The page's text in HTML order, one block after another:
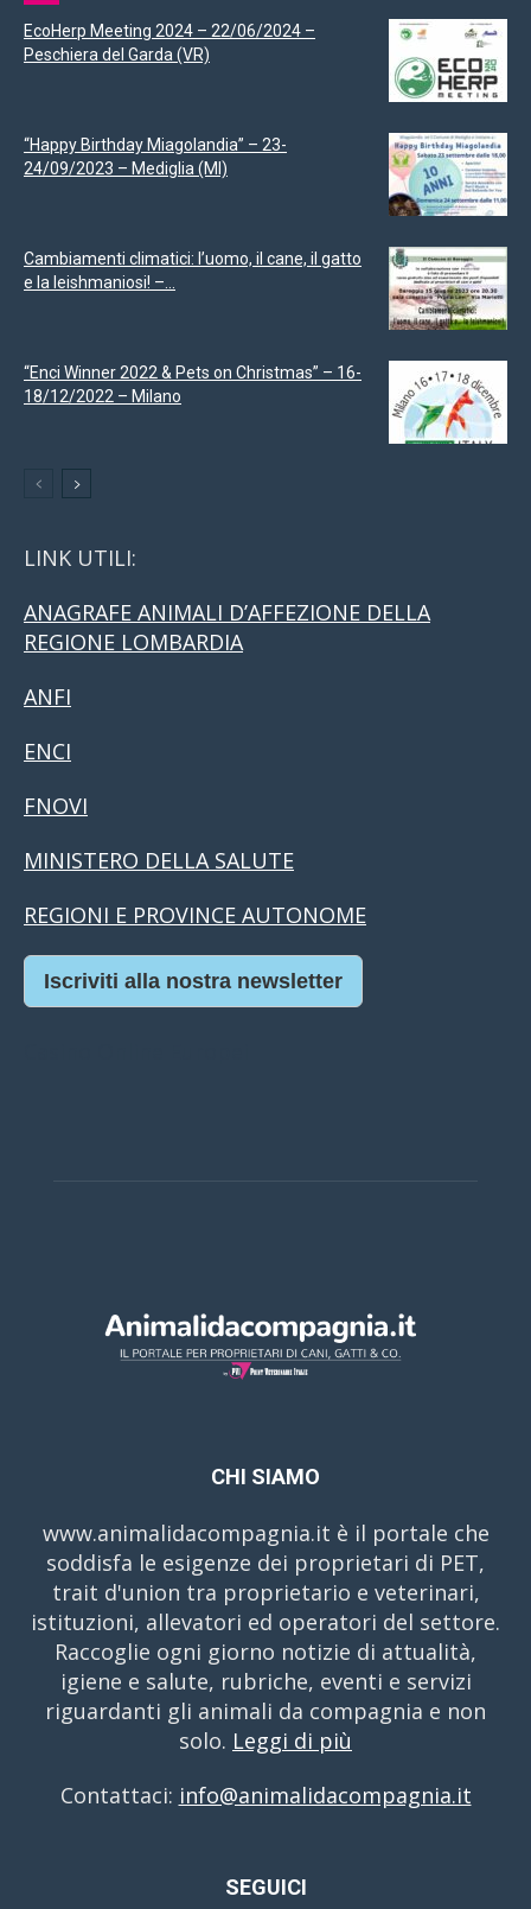
EcoHerp Meeting 2024 – 22/06/2024 –
Peschiera del Garda (VR)
“Happy Birthday Miagolandia” – 23-
24/09/2023 – Mediglia (MI)
Cambiamenti climatici: l’uomo, il cane, il gatto
e la leishmaniosi! –...
“Enci Winner 2022 & Pets on Christmas” – 16-
18/12/2022 – Milano
LINK UTILI:
ANAGRAFE ANIMALI D’AFFEZIONE DELLA
REGIONE LOMBARDIA
ANFI
ENCI
FNOVI
MINISTERO DELLA SALUTE
REGIONI E PROVINCE AUTONOME
Iscriviti alla nostra newsletter
CHI SIAMO
www.animalidacompagnia.it è il portale che
soddisfa le esigenze dei proprietari di PET,
trait d'union tra proprietario e veterinari,
istituzioni, allevatori ed operatori del settore.
Raccoglie ogni giorno notizie di attualità,
igiene e salute, rubriche, eventi e servizi
riguardanti gli animali da compagnia e non
solo. Leggi di più
Contattaci: info@animalidacompagnia.it
SEGUICI